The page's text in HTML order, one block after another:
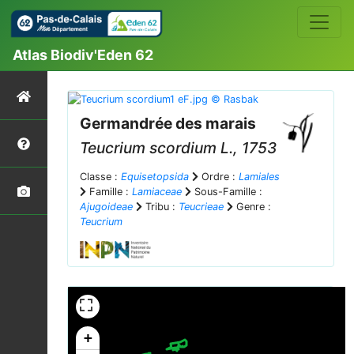
Atlas Biodiv'Eden 62
Germandrée des marais
Teucrium scordium L., 1753
Classe : Equisetopsida Ordre : Lamiales
Famille : Lamiaceae
Sous-Famille :
Ajugoideae
Tribu : Teucrieae
Genre :
Teucrium
+